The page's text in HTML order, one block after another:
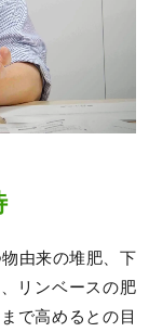
由来の堆肥、下
リンベースの肥
で高めるとの目